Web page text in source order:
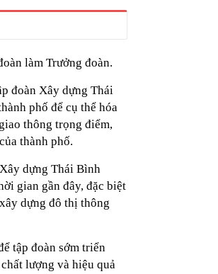
tính gây
làm Trưởng đoàn.
đoàn Xây dựng Thái
phố để cụ thể hóa
thông trọng điểm,
thành phố.
dựng Thái Bình
gian gần đây, đặc biệt
dựng đô thị thông
tập đoàn sớm triển
lượng và hiệu quả